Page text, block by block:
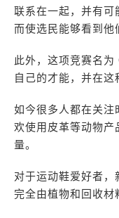
联系在一起，并有可
而使选民能够看到他
此外，这项竞赛名
自己的才能，并在这
如今很多人都在关注
欢使用皮革等动物产
量。
对于运动鞋爱好者，
完全由植物和回收材